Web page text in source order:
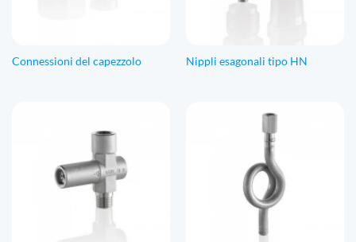
Connessioni del capezzolo Nippli esagonali tipo HN